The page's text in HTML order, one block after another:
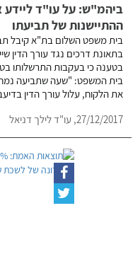
ביהמ"ש: על עו"ד
ההתיישנות של תביעתו
בית משפט השלום בת"א קיבל
בתאונת דרכים נגד עורך הדין
בטענה כי בעקבות התרשלותו
בית המשפט: "שעה שתביעה
את הלקוח, עלול עורך הדין
27/12/2017, עו"ד לילך דניאל